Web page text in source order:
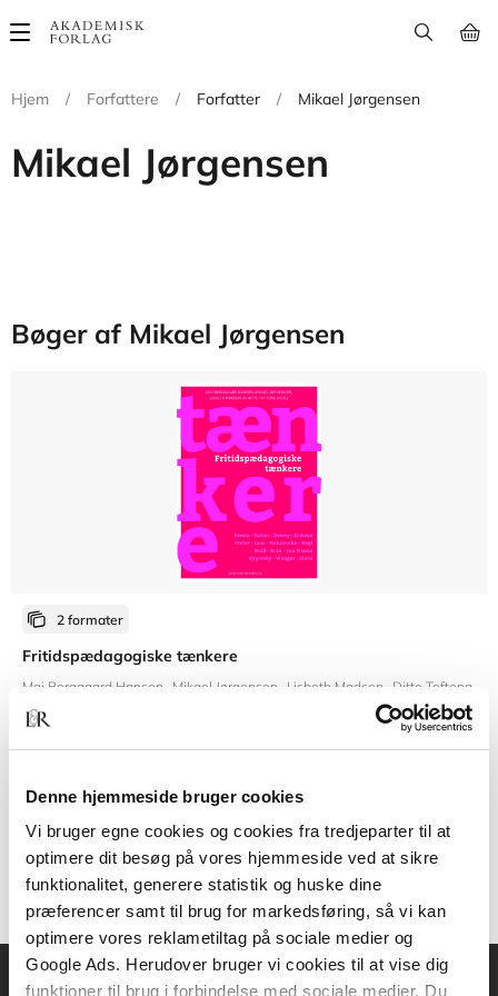
Denne hjemmeside bruger cookies
Vi bruger egne cookies og cookies fra tredjeparter til at
optimere dit besøg på vores hjemmeside ved at sikre
funktionalitet, generere statistik og huske dine
præferencer samt til brug for markedsføring, så vi kan
optimere vores reklametiltag på sociale medier og
Google Ads. Herudover bruger vi cookies til at vise dig
funktioner til brug i forbindelse med sociale medier. Du
Main
Hjem
/ Forfattere / Forfatter / Mikael Jørgensen
Mikael Jørgensen
Bøger af Mikael Jørgensen
2 formater
Fritidspædagogiske tænkere
Maj Borggaard Hansen Mikael Jørgensen Lisbeth Madsen Ditte Tofteng
269,95 KR.